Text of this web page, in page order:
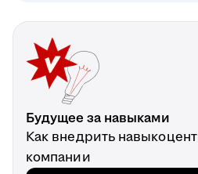
Будущее за навыками
Как внедрить
компании